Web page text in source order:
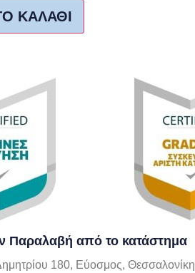
ΚΑΛΆΘΙ
Παραλαβή από το κατάστημα
180, Εύοσμος, Θεσσαλονίκη